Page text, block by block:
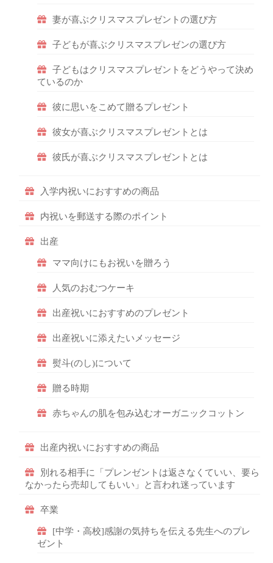
妻が喜ぶクリスマスプレゼントの選び方
子どもが喜ぶクリスマスプレゼンの選び方
子どもはクリスマスプレゼントをどうやって決め
ているのか
彼に思いをこめて贈るプレゼント
彼女が喜ぶクリスマスプレゼントとは
彼氏が喜ぶクリスマスプレゼントとは
入学内祝いにおすすめの商品
内祝いを郵送する際のポイント
出産
ママ向けにもお祝いを贈ろう
人気のおむつケーキ
出産祝いにおすすめのプレゼント
出産祝いに添えたいメッセージ
熨斗(のし)について
贈る時期
赤ちゃんの肌を包み込むオーガニックコットン
出産内祝いにおすすめの商品
別れる相手に「プレンゼントは返さなくていい、要ら
なかったら売却してもいい」と言われ迷っています
卒業
[中学・高校]感謝の気持ちを伝える先生へのプレ
ゼント